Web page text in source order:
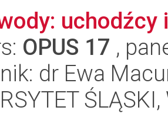
uchodźcy
OPUS 17 ,
dr Ewa